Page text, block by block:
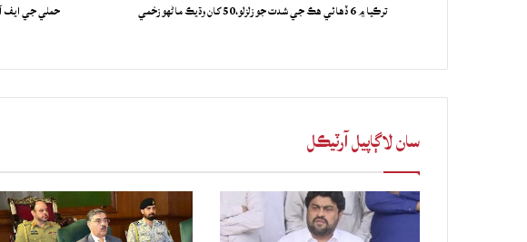
ترڪيا ۾ 6 ڏهائي هڪ جي شدت جو زلزلو،50 کان وڌيڪ ماڻهو زخمي
سان لاڳاپيل آرٽيڪل